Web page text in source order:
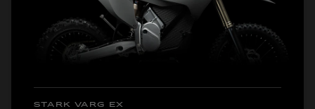
STARK VARG EX